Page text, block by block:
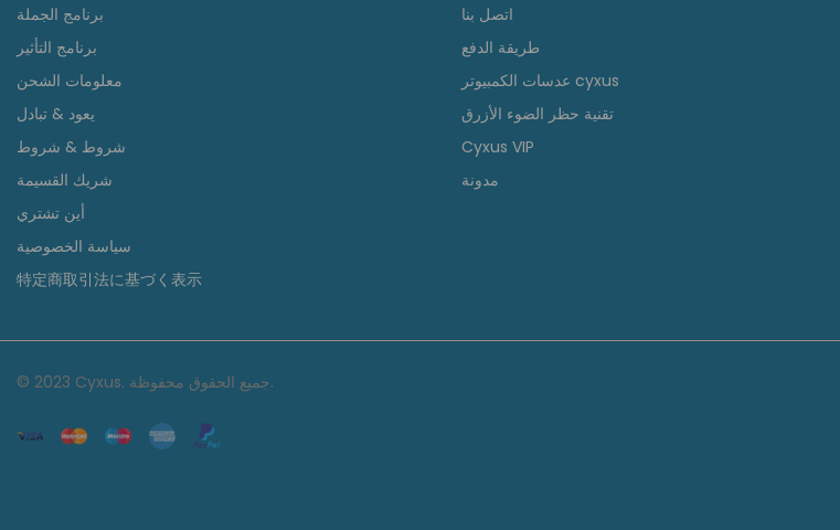
برنامج الجملة
برنامج التأثير
معلومات الشحن
يعود & تبادل
شروط & شروط
شريك القسيمة
أين تشتري
سياسة الخصوصية
特定商取引法に基づく表示
اتصل بنا
طريقة الدفع
عدسات الكمبيوتر cyxus
تقنية حظر الضوء الأزرق
Cyxus VIP
مدونة
© 2023 Cyxus. جميع الحقوق محفوظة.